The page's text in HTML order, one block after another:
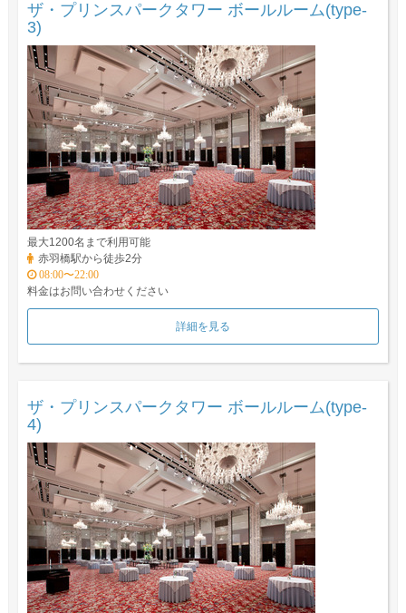
ザ・プリンスパークタワー ボールルーム(type-
3)
最大1200名まで利用可能
赤羽橋駅から徒歩2分
08:00〜22:00
料金はお問い合わせください
詳細を見る
ザ・プリンスパークタワー ボールルーム(type-
4)